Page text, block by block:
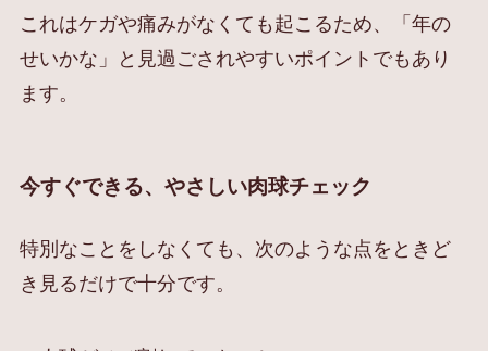
これはケガや痛みがなくても起こるため、「年の
せいかな」と見過ごされやすいポイントでもあり
ます。
今すぐできる、やさしい肉球チェック
特別なことをしなくても、次のような点をときど
き見るだけで十分です。